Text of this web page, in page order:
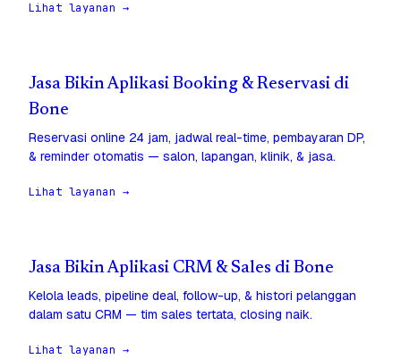
Lihat layanan →
Jasa Bikin Aplikasi Booking & Reservasi di
Bone
Reservasi online 24 jam, jadwal real-time, pembayaran DP,
& reminder otomatis — salon, lapangan, klinik, & jasa.
Lihat layanan →
Jasa Bikin Aplikasi CRM & Sales di Bone
Kelola leads, pipeline deal, follow-up, & histori pelanggan
dalam satu CRM — tim sales tertata, closing naik.
Lihat layanan →